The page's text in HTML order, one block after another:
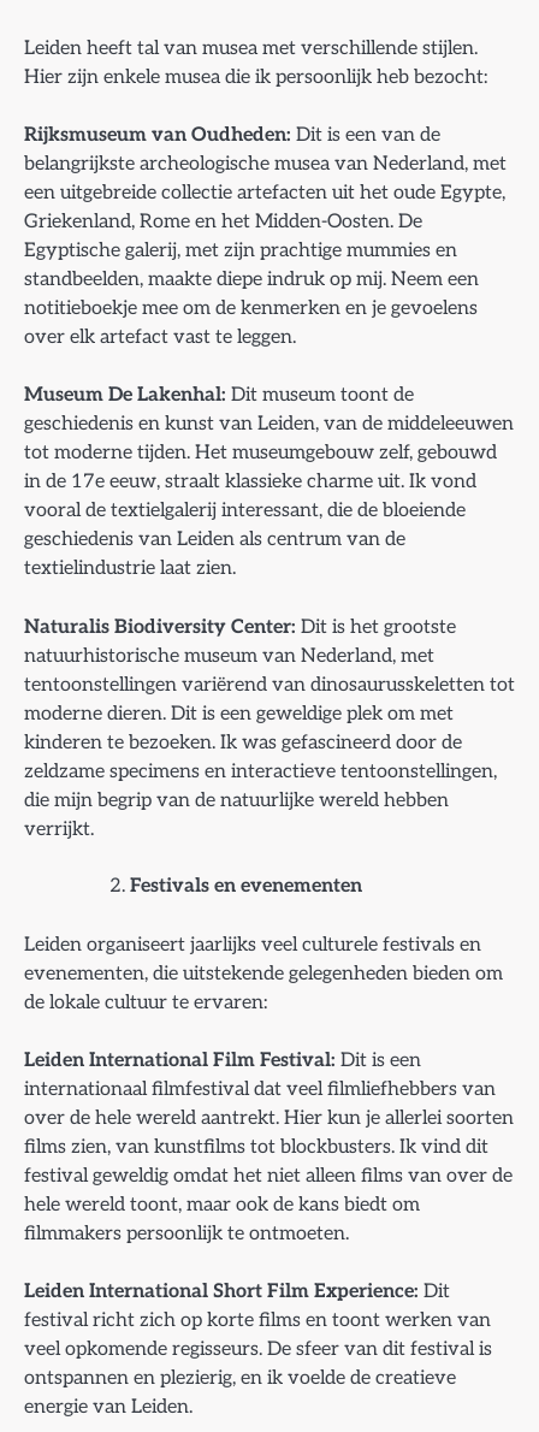
Leiden heeft tal van musea met verschillende stijlen.
Hier zijn enkele musea die ik persoonlijk heb bezocht:
Rijksmuseum van Oudheden: Dit is een van de
belangrijkste archeologische musea van Nederland, met
een uitgebreide collectie artefacten uit het oude Egypte,
Griekenland, Rome en het Midden-Oosten. De
Egyptische galerij, met zijn prachtige mummies en
standbeelden, maakte diepe indruk op mij. Neem een
notitieboekje mee om de kenmerken en je gevoelens
over elk artefact vast te leggen.
Museum De Lakenhal: Dit museum toont de
geschiedenis en kunst van Leiden, van de middeleeuwen
tot moderne tijden. Het museumgebouw zelf, gebouwd
in de 17e eeuw, straalt klassieke charme uit. Ik vond
vooral de textielgalerij interessant, die de bloeiende
geschiedenis van Leiden als centrum van de
textielindustrie laat zien.
Naturalis Biodiversity Center: Dit is het grootste
natuurhistorische museum van Nederland, met
tentoonstellingen variërend van dinosaurusskeletten tot
moderne dieren. Dit is een geweldige plek om met
kinderen te bezoeken. Ik was gefascineerd door de
zeldzame specimens en interactieve tentoonstellingen,
die mijn begrip van de natuurlijke wereld hebben
verrijkt.
Festivals en evenementen
Leiden organiseert jaarlijks veel culturele festivals en
evenementen, die uitstekende gelegenheden bieden om
de lokale cultuur te ervaren:
Leiden International Film Festival: Dit is een
internationaal filmfestival dat veel filmliefhebbers van
over de hele wereld aantrekt. Hier kun je allerlei soorten
films zien, van kunstfilms tot blockbusters. Ik vind dit
festival geweldig omdat het niet alleen films van over de
hele wereld toont, maar ook de kans biedt om
filmmakers persoonlijk te ontmoeten.
Leiden International Short Film Experience: Dit
festival richt zich op korte films en toont werken van
veel opkomende regisseurs. De sfeer van dit festival is
ontspannen en plezierig, en ik voelde de creatieve
energie van Leiden.